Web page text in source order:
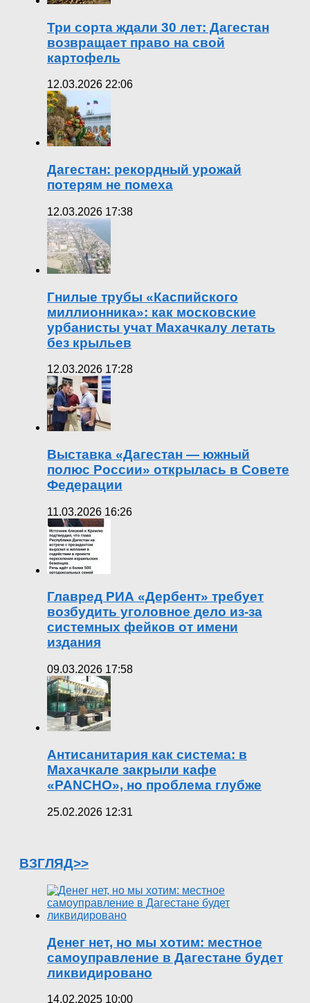
Три сорта ждали 30 лет: Дагестан
возвращает право на свой
картофель
12.03.2026 22:06
Дагестан: рекордный урожай
потерям не помеха
12.03.2026 17:38
Гнилые трубы «Каспийского
миллионника»: как московские
урбанисты учат Махачкалу летать
без крыльев
12.03.2026 17:28
Выставка «Дагестан — южный
полюс России» открылась в Совете
Федерации
11.03.2026 16:26
Главред РИА «Дербент» требует
возбудить уголовное дело из-за
системных фейков от имени
издания
09.03.2026 17:58
Антисанитария как система: в
Махачкале закрыли кафе
«PANCHO», но проблема глубже
25.02.2026 12:31
ВЗГЛЯД>>
Денег нет, но мы хотим: местное
самоуправление в Дагестане будет
ликвидировано
14.02.2025 10:00